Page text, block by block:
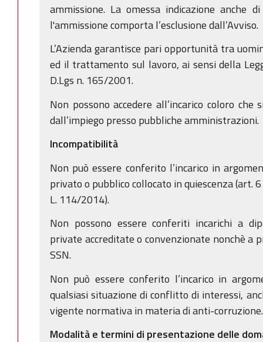
ammissione. La omessa indicazione anche
l'ammissione comporta l’esclusione dall’Avviso.
L’Azienda garantisce pari opportunità tra
ed il trattamento sul lavoro, ai sensi della
D.Lgs n. 165/2001.
Non possono accedere all’incarico coloro
dall’impiego presso pubbliche amministrazioni.
Incompatibilità
Non può essere conferito l’incarico in
privato o pubblico collocato in quiescenza (art.
L. 114/2014).
Non possono essere conferiti incarichi a
private accreditate o convenzionate nonchè a
SSN.
Non può essere conferito l’incarico in
qualsiasi situazione di conflitto di interessi,
vigente normativa in materia di anti-corruzione.
Modalità e termini di presentazione delle